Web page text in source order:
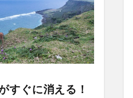
すぐに消える！